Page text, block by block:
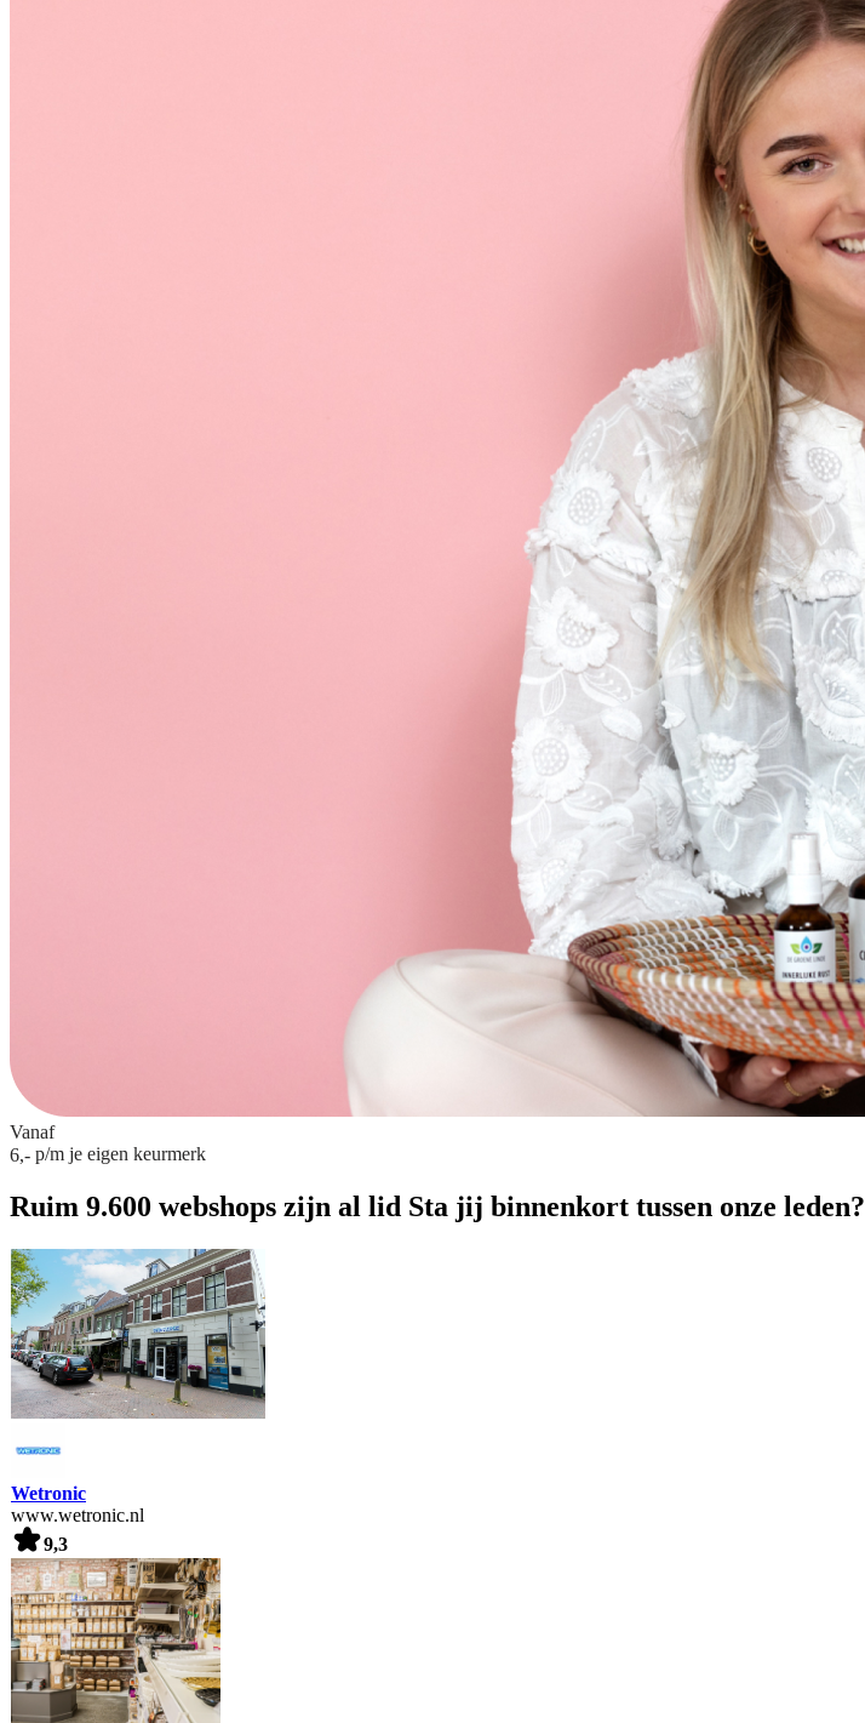
Vanaf
6,- p/m je eigen keurmerk
Ruim 9.600 webshops zijn al lid Sta jij binnenkort tussen onze leden?
Wetronic
www.wetronic.nl
9,3